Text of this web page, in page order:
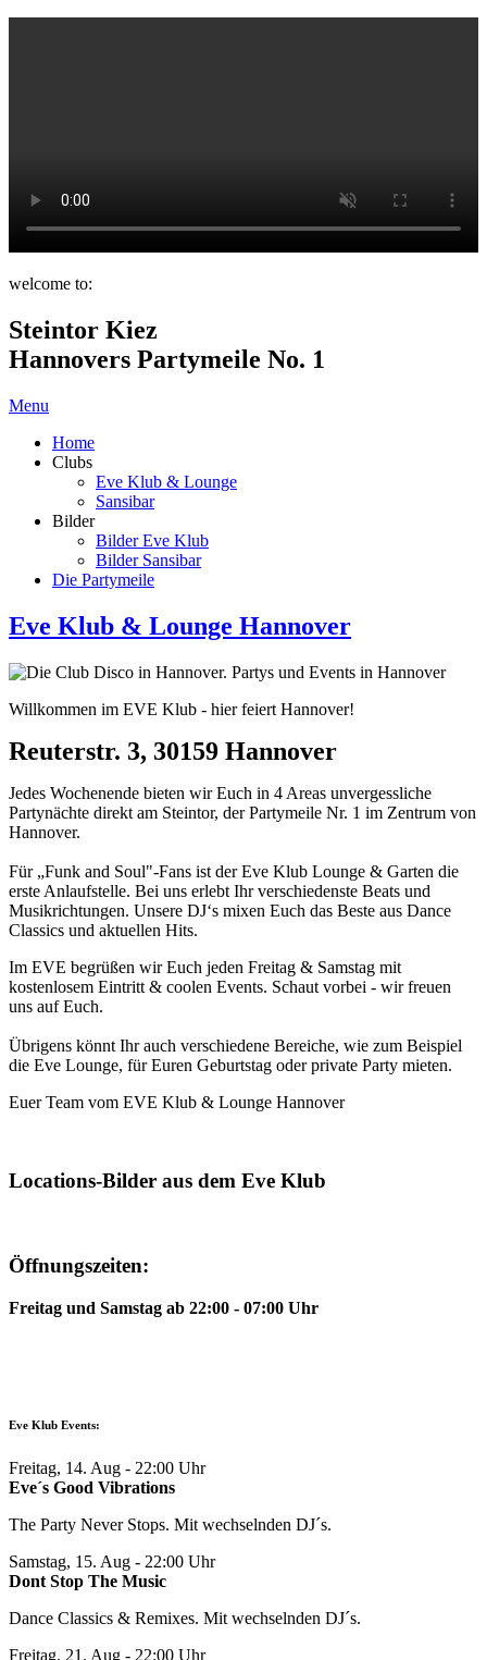
welcome to:
Steintor Kiez
Hannovers Partymeile No. 1
Menu
Home
Clubs
Eve Klub & Lounge
Sansibar
Bilder
Bilder Eve Klub
Bilder Sansibar
Die Partymeile
Eve Klub & Lounge Hannover
Willkommen im EVE Klub - hier feiert Hannover!
Reuterstr. 3, 30159 Hannover
Jedes Wochenende bieten wir Euch in 4 Areas unvergessliche
Partynächte direkt am Steintor, der Partymeile Nr. 1 im Zentrum von
Hannover.
Für „Funk and Soul"-Fans ist der Eve Klub Lounge & Garten die
erste Anlaufstelle. Bei uns erlebt Ihr verschiedenste Beats und
Musikrichtungen. Unsere DJ‘s mixen Euch das Beste aus Dance
Classics und aktuellen Hits.
Im EVE begrüßen wir Euch jeden Freitag & Samstag mit
kostenlosem Eintritt & coolen Events. Schaut vorbei - wir freuen
uns auf Euch.
Übrigens könnt Ihr auch verschiedene Bereiche, wie zum Beispiel
die Eve Lounge, für Euren Geburtstag oder private Party mieten.
Euer Team vom EVE Klub & Lounge Hannover
Locations-Bilder aus dem Eve Klub
Öffnungszeiten:
Freitag und Samstag ab 22:00 - 07:00 Uhr
Eve Klub Events:
Freitag, 14. Aug - 22:00 Uhr
Eve´s Good Vibrations
The Party Never Stops. Mit wechselnden DJ´s.
Samstag, 15. Aug - 22:00 Uhr
Dont Stop The Music
Dance Classics & Remixes. Mit wechselnden DJ´s.
Freitag, 21. Aug - 22:00 Uhr